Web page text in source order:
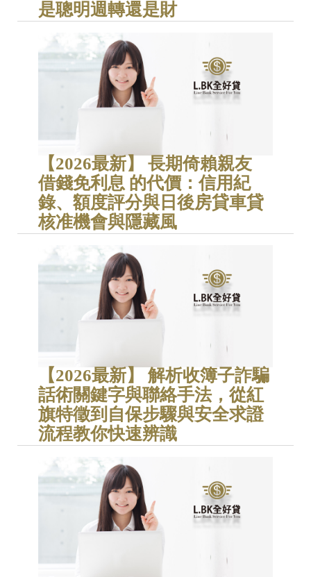
是聰明週轉還是財
【2026最新】 長期倚賴親友
借錢免利息 的代價：信用紀
錄、額度評分與日後房貸車貸
核准機會與隱藏風
【2026最新】 解析收簿子詐騙
話術關鍵字與聯絡手法，從紅
旗特徵到自保步驟與安全求證
流程教你快速辨識